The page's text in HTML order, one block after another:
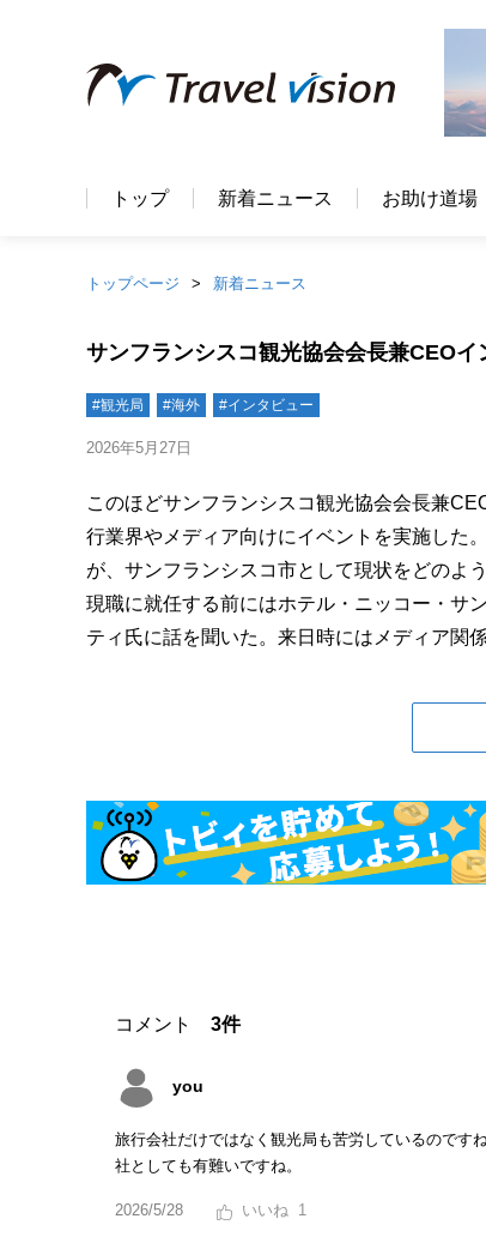
トップ 新着ニュース お助け道場
トップページ 新着ニュース
サンフランシスコ観光協会会長兼CEO
#観光局 #海外 #インタビュー
2026年5月27日
このほどサンフランシスコ観光協会会長兼
行業界やメディア向けにイベントを実施した
が、サンフランシスコ市として現状をどのよ
現職に就任する前にはホテル・ニッコー・サ
ティ氏に話を聞いた。来日時にはメディア関
コメント 3件
you
旅行会社だけではなく観光局も苦労しているのです
社としても有難いですね。
2026/5/28 1